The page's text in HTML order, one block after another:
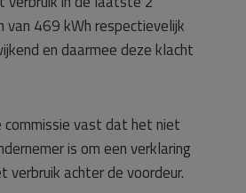
van 469 kWh respectievelijk
en daarmee deze klacht
vast dat het niet
is om een verklaring
verbruik achter de voordeur.